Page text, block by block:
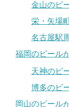
金山のビ
栄・矢場
名古屋駅
福岡のビール
天神のビ
博多のビ
岡山のビール